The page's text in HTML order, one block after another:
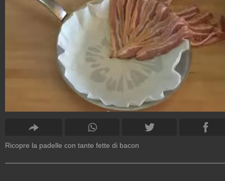
Ricopre la padelle con tante fette di bacon